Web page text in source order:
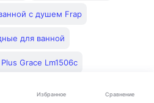
Избранное Сравнение
с душем Frap
для ванной
Grace Lm1506c